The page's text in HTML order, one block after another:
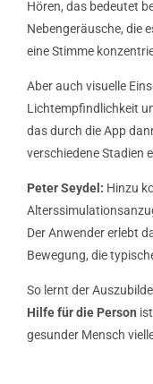
Hören, das bedeutet
Nebengeräusche, die
eine Stimme
Aber auch visuelle
Lichtempfindlichkeit
das durch die App
verschiedene Stadien
Peter Seydel: Hinzu
Der Anwender erlebt
Bewegung, die
So lernt der
Hilfe für die Person
gesunder Mensch